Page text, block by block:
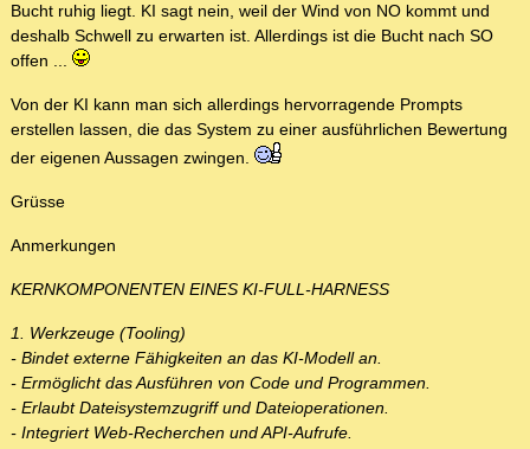
Bucht ruhig liegt. KI sagt nein, weil der Wind von NO kommt und
deshalb Schwell zu erwarten ist. Allerdings ist die Bucht nach SO
offen ...
Von der KI kann man sich allerdings hervorragende Prompts
erstellen lassen, die das System zu einer ausführlichen Bewertung
der eigenen Aussagen zwingen.
Grüsse
Anmerkungen
KERNKOMPONENTEN EINES KI-FULL-HARNESS
1. Werkzeuge (Tooling)
- Bindet externe Fähigkeiten an das KI-Modell an.
- Ermöglicht das Ausführen von Code und Programmen.
- Erlaubt Dateisystemzugriff und Dateioperationen.
- Integriert Web-Recherchen und API-Aufrufe.